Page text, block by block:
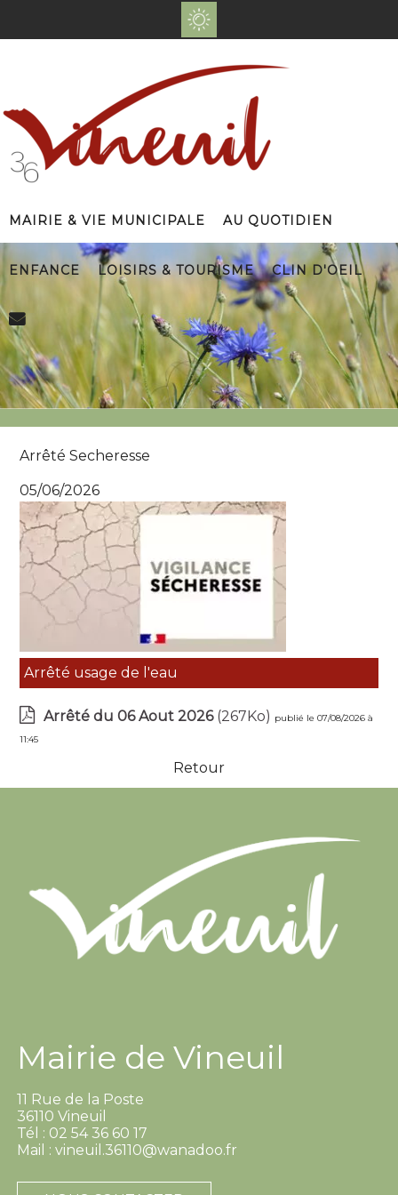
Mairie & Vie Municipale Au Quotidien
Enfance Loisirs & Tourisme Clin d'Oeil
Arrêté Secheresse
05/06/2026
Arrêté usage de l'eau
Arrêté du 06 Aout 2026(267Ko) publié le 07/08/2026 à
11:45
Retour
Mairie de Vineuil
11 Rue de la Poste
36110 Vineuil
Tél : 02 54 36 60 17
Mail : vineuil.36110@wanadoo.fr